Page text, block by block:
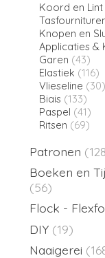
Koord en Lint
Knopen en
Applicaties &
Garen (43)
Elastiek (116)
Vlieseline (30)
Biais (133)
Paspel (41)
Ritsen (69)
Patronen
Boeken en
(56)
Flock -
DIY (19)
Naaigerei